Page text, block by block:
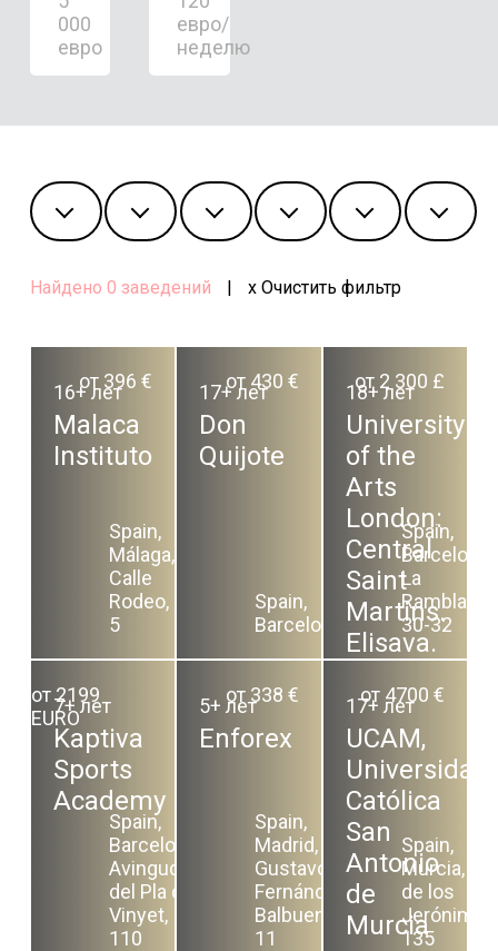
000
евро
евро/
неделю
Найдено 0 заведений | x Очистить фильтр
16+ лет
Malaca
Instituto
от 396 €
Spain,
Málaga,
Calle
Rodeo,
5
17+ лет
Don
Quijote
от 430 €
Spain,
Barcelona
18+ лет
University
of the
Arts
London:
Central
Saint
Martins.
Elisava.
от 2 300 £
Spain,
Barcelona,
La
Rambla,
30-32
7+ лет
Kaptiva
Sports
Academy
от 2199
EURO
Spain,
Barcelona,
Avinguda
del Pla del
Vinyet,
110
5+ лет
Enforex
от 338 €
Spain,
Madrid,
Gustavo
Fernández
Balbuena,
11
17+ лет
UCAM,
Universidad
Católica
San
Antonio
de
Murcia
от 4700 €
Spain,
Murcia, Av.
de los
135